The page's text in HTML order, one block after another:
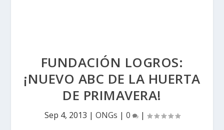
FUNDACIÓN LOGROS:
¡NUEVO ABC DE LA HUERTA
DE PRIMAVERA!
Sep 4, 2013 | ONGs | 0 |